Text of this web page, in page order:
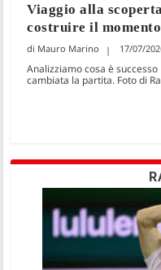
Viaggio alla
costruire il
Mauro Marino 17/07/
Analizziamo cosa è
cambiata la partita. Foto di